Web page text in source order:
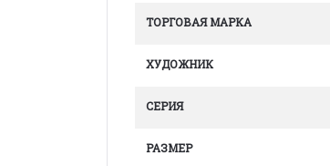
ТОРГОВАЯ МАРКА
ХУДОЖНИК
СЕРИЯ
РАЗМЕР